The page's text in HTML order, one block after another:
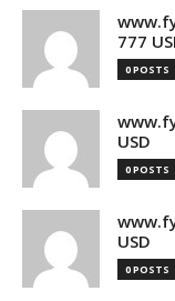
777
0 POSTS
USD
0 POSTS
USD
0 POSTS